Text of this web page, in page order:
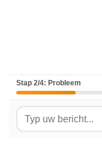
Stap 2/4: Probleem